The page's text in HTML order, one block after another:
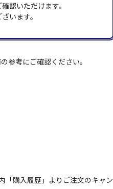
認いただけます。
います。
参考にご確認ください。
「購入履歴」よりご注文のキャン